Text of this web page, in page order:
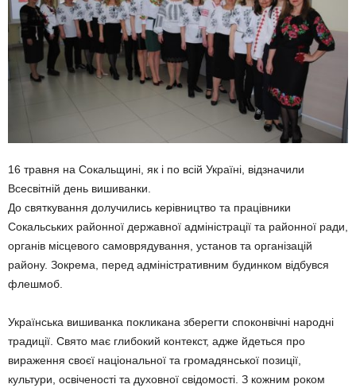
16 травня на Сокальщині, як і по всій Україні, відзначили
Всесвітній день вишиванки.
До святкування долучились керівництво та працівники
Сокальських районної державної адміністрації та районної ради,
органів місцевого самоврядування, установ та організацій
району. Зокрема, перед адміністративним будинком відбувся
флешмоб.
Українська вишиванка покликана зберегти споконвічні народні
традиції. Свято має глибокий контекст, адже йдеться про
вираження своєї національної та громадянської позиції,
культури, освіченості та духовної свідомості. З кожним роком